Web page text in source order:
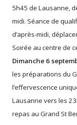
5h45 de Lausanne,
midi. Séance de
d’après-midi,
Soirée au centre de
Dimanche 6
les préparations du
l’effervescence
Lausanne vers les
repas au Grand St